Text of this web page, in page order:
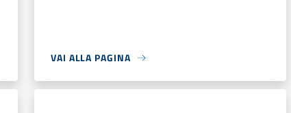
VAI ALLA PAGINA